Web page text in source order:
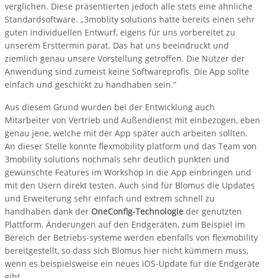
verglichen. Diese präsentierten jedoch alle stets eine ähnliche
Standardsoftware. „3moblity solutions hatte bereits einen sehr
guten individuellen Entwurf, eigens für uns vorbereitet zu
unserem Ersttermin parat. Das hat uns beeindruckt und
ziemlich genau unsere Vorstellung getroffen. Die Nutzer der
Anwendung sind zumeist keine Softwareprofis. Die App sollte
einfach und geschickt zu handhaben sein.“
Aus diesem Grund wurden bei der Entwicklung auch
Mitarbeiter von Vertrieb und Außendienst mit einbezogen, eben
genau jene, welche mit der App später auch arbeiten sollten.
An dieser Stelle konnte flexmobility platform und das Team von
3mobility solutions nochmals sehr deutlich punkten und
gewünschte Features im Workshop in die App einbringen und
mit den Usern direkt testen. Auch sind für Blomus die Updates
und Erweiterung sehr einfach und extrem schnell zu
handhaben dank der OneConfig-Technologie der genutzten
Plattform. Änderungen auf den Endgeräten, zum Beispiel im
Bereich der Betriebs-systeme werden ebenfalls von flexmobility
bereitgestellt, so dass sich Blomus hier nicht kümmern muss,
wenn es beispielsweise ein neues iOS-Update für die Endgeräte